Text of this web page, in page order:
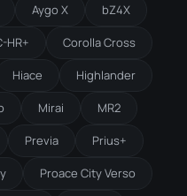
Aygo X bZ4X
HR+ Corolla Cross
Hiace Highlander
Mirai MR2
Previa Prius+
Proace City Verso